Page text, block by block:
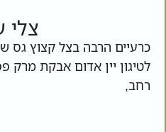
צלי
כרעיים הרבה בצל קצוץ גס
לטיגון יין אדום אבקת מרק
רחב,